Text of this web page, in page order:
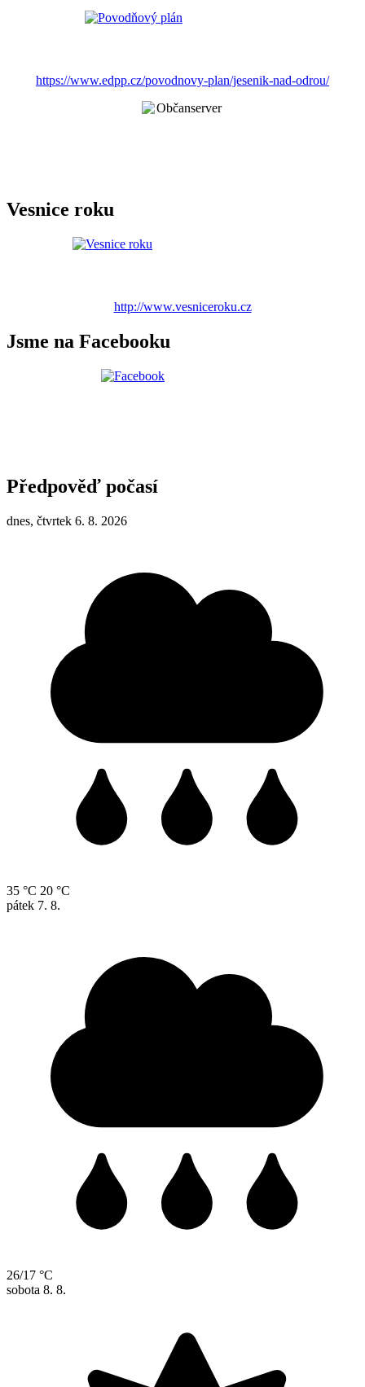
https://www.edpp.cz/povodnovy-plan/jesenik-nad-odrou/
Vesnice roku
http://www.vesniceroku.cz
Jsme na Facebooku
Předpověď počasí
dnes, čtvrtek 6. 8. 2026
35 °C 20 °C
pátek 7. 8.
26/17 °C
sobota 8. 8.